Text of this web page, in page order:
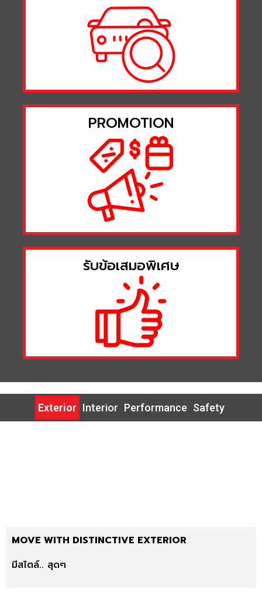
PROMOTION
รับข้อเสมอพิเศษ
Exterior Interior Performance Safety
MOVE WITH DISTINCTIVE EXTERIOR
มีสไตล์.. สุดๆ